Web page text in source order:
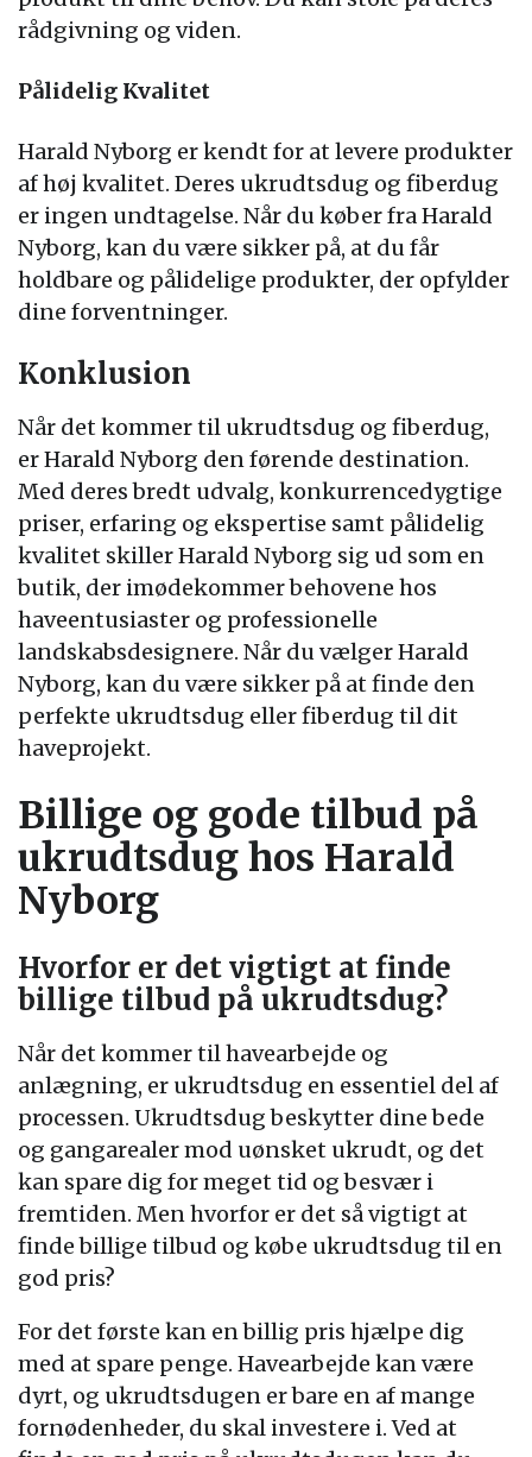
rådgivning og viden.
Pålidelig Kvalitet
Harald Nyborg er kendt for at levere produkter
af høj kvalitet. Deres ukrudtsdug og fiberdug
er ingen undtagelse. Når du køber fra Harald
Nyborg, kan du være sikker på, at du får
holdbare og pålidelige produkter, der opfylder
dine forventninger.
Konklusion
Når det kommer til ukrudtsdug og fiberdug,
er Harald Nyborg den førende destination.
Med deres bredt udvalg, konkurrencedygtige
priser, erfaring og ekspertise samt pålidelig
kvalitet skiller Harald Nyborg sig ud som en
butik, der imødekommer behovene hos
haveentusiaster og professionelle
landskabsdesignere. Når du vælger Harald
Nyborg, kan du være sikker på at finde den
perfekte ukrudtsdug eller fiberdug til dit
haveprojekt.
Billige og gode tilbud på
ukrudtsdug hos Harald
Nyborg
Hvorfor er det vigtigt at finde
billige tilbud på ukrudtsdug?
Når det kommer til havearbejde og
anlægning, er ukrudtsdug en essentiel del af
processen. Ukrudtsdug beskytter dine bede
og gangarealer mod uønsket ukrudt, og det
kan spare dig for meget tid og besvær i
fremtiden. Men hvorfor er det så vigtigt at
finde billige tilbud og købe ukrudtsdug til en
god pris?
For det første kan en billig pris hjælpe dig
med at spare penge. Havearbejde kan være
dyrt, og ukrudtsdugen er bare en af mange
fornødenheder, du skal investere i. Ved at